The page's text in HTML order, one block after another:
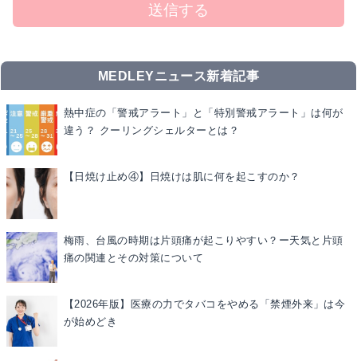
送信する
MEDLEYニュース新着記事
熱中症の「警戒アラート」と「特別警戒アラート」は何が
違う？ クーリングシェルターとは？
【日焼け止め④】日焼けは肌に何を起こすのか？
梅雨、台風の時期は片頭痛が起こりやすい？ー天気と片頭
痛の関連とその対策について
【2026年版】医療の力でタバコをやめる「禁煙外来」は今
が始めどき